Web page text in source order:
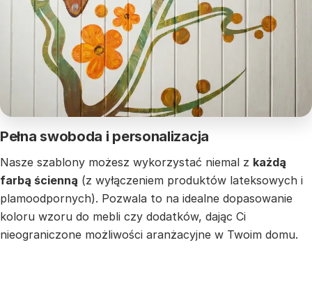
Pełna swoboda i personalizacja
Nasze szablony możesz wykorzystać niemal z każdą
farbą ścienną (z wyłączeniem produktów lateksowych i
plamoodpornych). Pozwala to na idealne dopasowanie
koloru wzoru do mebli czy dodatków, dając Ci
nieograniczone możliwości aranżacyjne w Twoim domu.